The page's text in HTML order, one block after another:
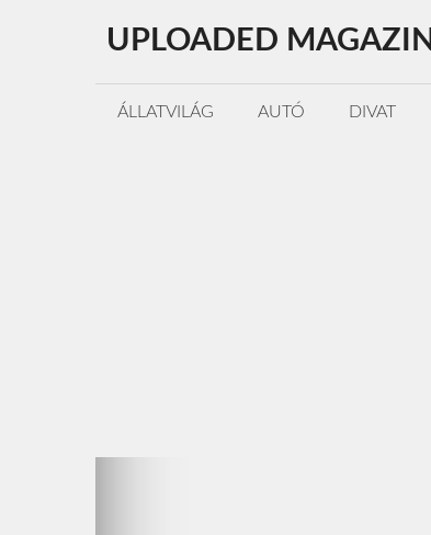
tartalomba
UPLOADED MAGAZIN
ÁLLATVILÁG AUTÓ DIVAT